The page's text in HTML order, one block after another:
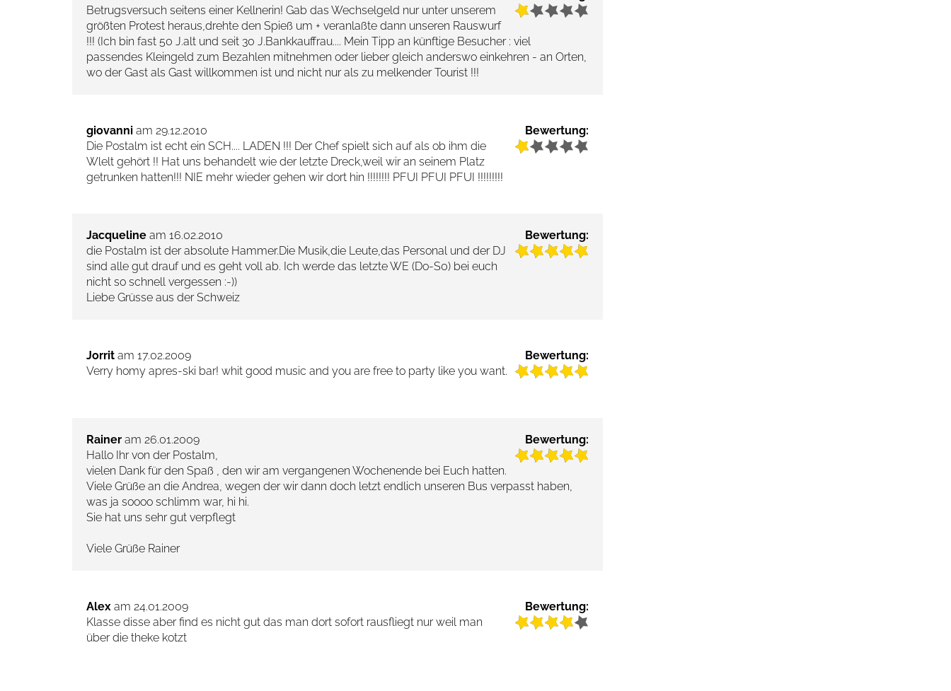
Betrugsversuch seitens einer Kellnerin! Gab das Wechselgeld nur unter unserem
größten Protest heraus,drehte den Spieß um + veranlaßte dann unseren Rauswurf
!!! (Ich bin fast 50 J.alt und seit 30 J.Bankkauffrau.... Mein Tipp an künftige Besucher : viel
passendes Kleingeld zum Bezahlen mitnehmen oder lieber gleich anderswo einkehren - an Orten,
wo der Gast als Gast willkommen ist und nicht nur als zu melkender Tourist !!!
Bewertung:
giovanni am 29.12.2010
Die Postalm ist echt ein SCH.... LADEN !!! Der Chef spielt sich auf als ob ihm die
Wlelt gehört !! Hat uns behandelt wie der letzte Dreck,weil wir an seinem Platz
getrunken hatten!!! NIE mehr wieder gehen wir dort hin !!!!!!!! PFUI PFUI PFUI !!!!!!!!!
Bewertung:
Jacqueline am 16.02.2010
die Postalm ist der absolute Hammer.Die Musik,die Leute,das Personal und der DJ
sind alle gut drauf und es geht voll ab. Ich werde das letzte WE (Do-S0) bei euch
nicht so schnell vergessen :-))
Liebe Grüsse aus der Schweiz
Bewertung:
Jorrit am 17.02.2009
Verry homy apres-ski bar! whit good music and you are free to party like you want.
Bewertung:
Rainer am 26.01.2009
Hallo Ihr von der Postalm,
vielen Dank für den Spaß , den wir am vergangenen Wochenende bei Euch hatten.
Viele Grüße an die Andrea, wegen der wir dann doch letzt endlich unseren Bus verpasst haben,
was ja soooo schlimm war, hi hi.
Sie hat uns sehr gut verpflegt
Viele Grüße Rainer
Bewertung:
Alex am 24.01.2009
Klasse disse aber find es nicht gut das man dort sofort rausfliegt nur weil man
über die theke kotzt